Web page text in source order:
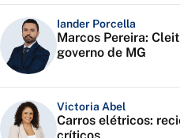
Iander Porcella
Marcos Pereira:
governo de MG
Victoria Abel
Carros elétricos: